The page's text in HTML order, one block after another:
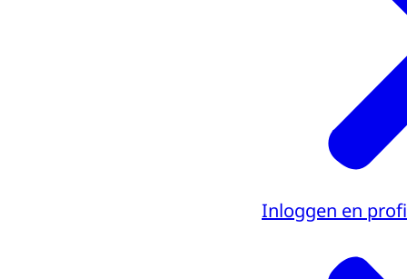
op 'vorige
In stap 3 is
onder de
declaratie
Nadat de
ook volgen.
kunt u nu
Inloggen en